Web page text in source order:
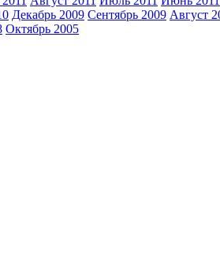
Декабрь 2009 Сентябрь 2009 Август
Октябрь 2005